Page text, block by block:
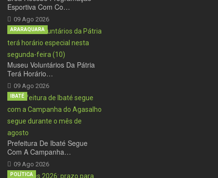
Esportiva Com Co…
09 Ago 2026
Museu Voluntários Da Pátria
Terá Horário…
09 Ago 2026
ARARAQUARA
Prefeitura De Ibaté Segue
Com A Campanha…
09 Ago 2026
IBATÉ
POLÍTICA